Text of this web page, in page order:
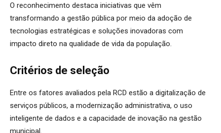
O reconhecimento destaca iniciativas que vêm
transformando a gestão pública por meio da adoção de
tecnologias estratégicas e soluções inovadoras com
impacto direto na qualidade de vida da população.
Critérios de seleção
Entre os fatores avaliados pela RCD estão a digitalização de
serviços públicos, a modernização administrativa, o uso
inteligente de dados e a capacidade de inovação na gestão
municipal.